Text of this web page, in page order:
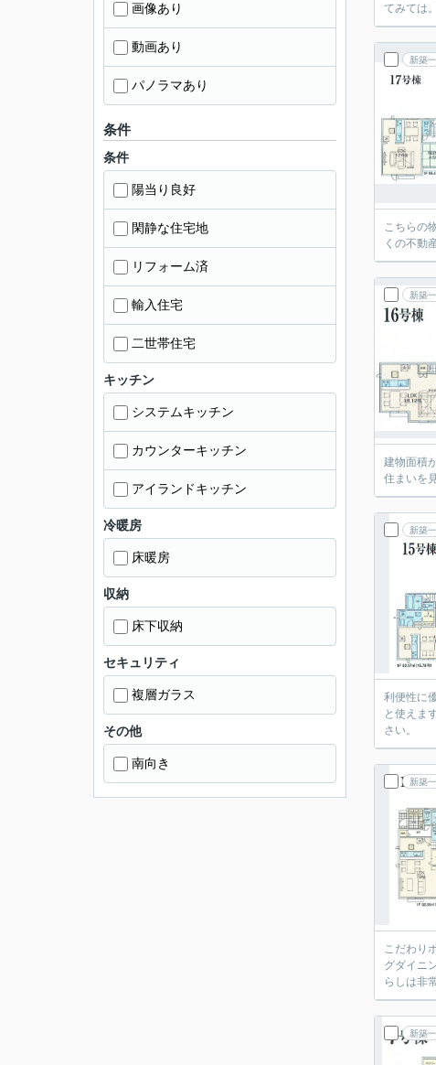
てみては
新築
こちらの
くの不動
新築
建物面積
住まいを
新築
利便性に
と使えま
さい。
新築
こだわり
グダイニ
らしは非
新築
画像あり
動画あり
パノラマあり
条件
条件
陽当り良好
閑静な住宅地
リフォーム済
輸入住宅
二世帯住宅
キッチン
システムキッチン
カウンターキッチン
アイランドキッチン
冷暖房
床暖房
収納
床下収納
セキュリティ
複層ガラス
その他
南向き